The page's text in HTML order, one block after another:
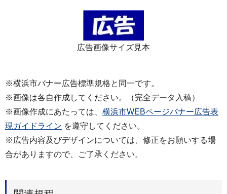
広告画像サイズ見本
※横浜市バナー広告標準規格と同一です。
※画像は各自作成してください。（完全データ入稿）
※画像作成にあたっては、 横浜市WEBページバナー広告表
現ガイドライン を遵守してください。
※広告内容及びデザインについては、修正をお願いする場
合がありますので、ご了承ください。